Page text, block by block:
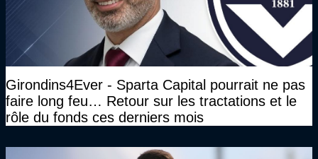
Girondins4Ever - Sparta Capital pourrait ne pas
faire long feu… Retour sur les tractations et le
rôle du fonds ces derniers mois